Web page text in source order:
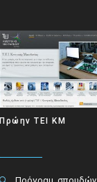
Πρώην ΤΕΙ ΚΜ